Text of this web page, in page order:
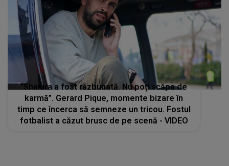
“Shakira a fost răzbunată. Nu poți scăpa de
karmă”. Gerard Pique, momente bizare în
timp ce încerca să semneze un tricou. Fostul
fotbalist a căzut brusc de pe scenă - VIDEO